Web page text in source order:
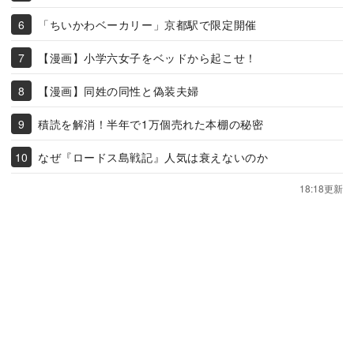
「ちいかわベーカリー」京都駅で限定開催
【漫画】小学六女子をベッドから起こせ！
【漫画】同姓の同性と偽装夫婦
積読を解消！半年で1万個売れた本棚の秘密
なぜ『ロードス島戦記』人気は衰えないのか
18:18更新